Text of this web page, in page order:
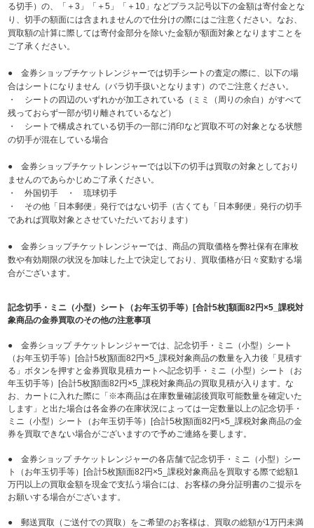
る切手）の、「＋3」「＋5」「＋10」などプラス記号以下の金額は寄付金とな
り、切手の額面には含まれませんので仕分けの際にはご注意ください。なお、
買取額の計算に際しては寄付金部分を除いた金額が額面対象となりますことを
ご了承ください。
● 金券ショップチケットレンジャーでは切手シートの査定の際に、以下の場
合はシートになりません（バラ切手扱いとなります）のでご注意ください。
・ シートの四辺のいずれかが加工されている（ミミ（周りの余白）がすべて
残っておらず一部が切り離されているなど）
・ シートで構成されている切手の一部に消印など買取不可の対象となる状態
の切手が混在している場合
● 金券ショップチケットレンジャーでは以下の切手は買取の対象としており
ませんのであらかじめご了承ください。
・ 外国切手 ・ 琉球切手
・ その他「日本郵便」発行ではない切手（古くても「日本郵便」発行の切手
であれば買取対象とさせていただいております）
● 金券ショップチケットレンジャーでは、商品の買取価格を弊社保有在庫枚
数や有効期限の状況を加味した上で決定しており、買取価格が日々変動する場
合がございます。
記念切手・ミニ（小型）シート（お年玉切手等）[合計5枚]額面82円×5_課税対
象商品の金券買取のその他の注意事項
● 金券ショップ チケットレンジャーでは、記念切手・ミニ（小型）シート
（お年玉切手等）[合計5枚]額面82円×5_課税対象商品の数量を入力後「見積す
る」ボタンを押すと金券買取見積カートへ記念切手・ミニ（小型）シート（お
年玉切手等）[合計5枚]額面82円×5_課税対象商品の買取見積が入ります。な
お、カートに入れた際に「※本商品は在庫数量確認後買取可能数量を確定いた
します」と出た場合は各金券の在庫状況によっては一定数量以上の記念切手・
ミニ（小型）シート（お年玉切手等）[合計5枚]額面82円×5_課税対象商品の金
券を買取できない場合がございますので予めご連絡を要します。
● 金券ショップ チケットレンジャーの各店舗で記念切手・ミニ（小型）シー
ト（お年玉切手等）[合計5枚]額面82円×5_課税対象商品を買取する際で総額1
万円以上の買取金額を現金で支払う場合には、お客様の身分証明書のご提示を
お願いする場合がございます。
● 郵送買取（ご送付での買取）をご希望のお客様は、買取の総額が1万円未満